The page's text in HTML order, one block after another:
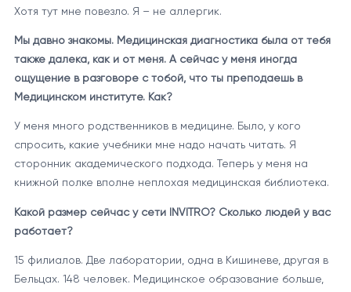
Хотя тут мне повезло. Я – не аллергик.
Мы давно знакомы. Медицинская диагностика была от тебя
также далека, как и от меня. А сейчас у меня иногда
ощущение в разговоре с тобой, что ты преподаешь в
Медицинском институте. Как?
У меня много родственников в медицине. Было, у кого
спросить, какие учебники мне надо начать читать. Я
сторонник академического подхода. Теперь у меня на
книжной полке вполне неплохая медицинская библиотека.
Какой размер сейчас у сети INVITRO? Сколько людей у вас
работает?
15 филиалов. Две лаборатории, одна в Кишиневе, другая в
Бельцах. 148 человек. Медицинское образование больше,